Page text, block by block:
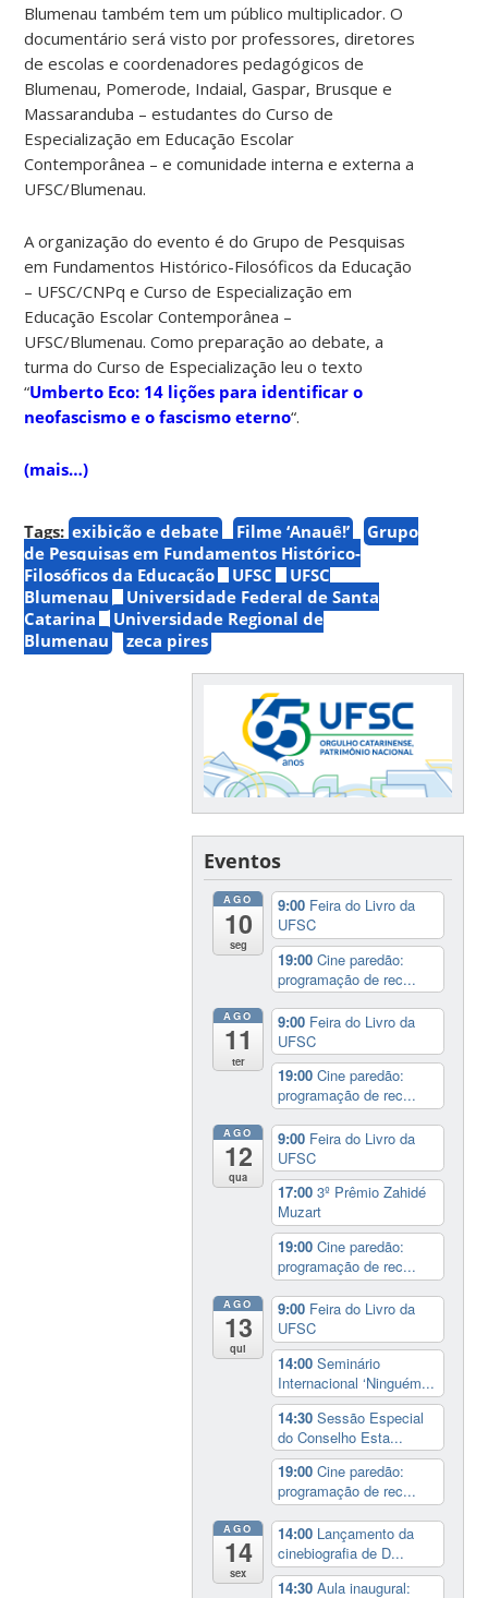
Blumenau também tem um público multiplicador. O
documentário​ será visto por professores, diretores
de escolas e coordenadores pedagógicos de
Blumenau, Pomerode, Indaial, Gaspar, Brusque e
Massaranduba – estudantes do Curso de
Especialização em Educação Escolar
Contemporânea – e comunidade interna e externa a
UFSC/Blumenau.
A organização do evento é do Grupo de Pesquisas
em Fundamentos Histórico-Filosóficos da Educação
– UFSC/CNPq e Curso de Especialização em
Educação Escolar Contemporânea –
UFSC/Blumenau. Como preparação ao debate, a
turma do Curso de Especialização leu o texto
“Umberto Eco: 14 lições para identificar o
neofascismo e o fascismo eterno“.
(mais…)
Tags: exibição e debate Filme ‘Anauê!’
Grupo
de Pesquisas em Fundamentos Histórico-
Filosóficos da Educação
UFSC
UFSC
Blumenau
Universidade Federal de Santa
Catarina
Universidade Regional de
Blumenau
zeca pires
Eventos
AGO
10
seg
9:00 Feira do Livro da
UFSC
19:00Cine paredão:
programação de rec...
AGO
11
ter
9:00 Feira do Livro da
UFSC
19:00Cine paredão:
programação de rec...
AGO
12
qua
9:00 Feira do Livro da
UFSC
17:003º Prêmio Zahidé
Muzart
19:00Cine paredão:
programação de rec...
AGO
13
qui
9:00 Feira do Livro da
UFSC
14:00Seminário
Internacional ‘Ninguém...
14:30Sessão Especial
do Conselho Esta...
19:00Cine paredão:
programação de rec...
AGO
14
sex
14:00 Lançamento da
cinebiografia de D...
14:30Aula inaugural: